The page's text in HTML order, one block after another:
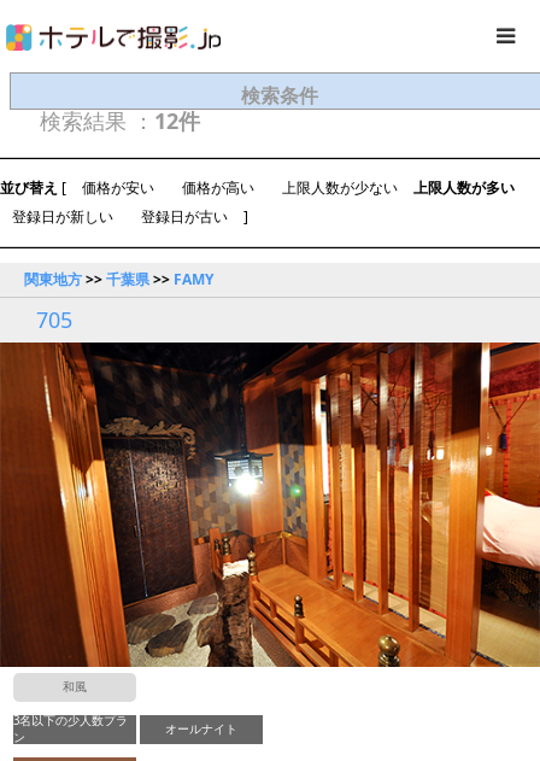
検索条件
検索結果 ： 12件
並び替え [ 価格が安い 価格が高い 上限人数が少ない
上限人数が多い
登録日が新しい
登録日が古い ]
関東地方>>千葉県>> FAMY
705
和風
3名以下の少人数プラ
ン
オールナイト